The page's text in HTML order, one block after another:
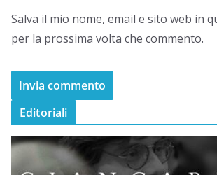
Salva il mio nome, email e sito web in
per la prossima volta che commento.
Editoriali